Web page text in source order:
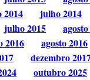
2014 julho 2014
julho 2015
2016 agosto 2016
dezembro
outubro 2025